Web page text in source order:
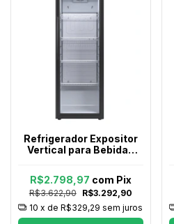
Refrigerador Expositor
Vertical para Bebidas
R$3.622,90 R$3.292,90
R$2.798,97 com Pix
10 x deR$329,29 sem juros